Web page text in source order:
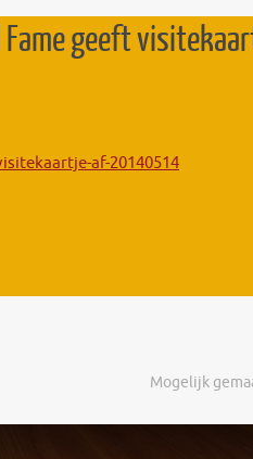
Fame geeft
af-20140514
Mogelijk